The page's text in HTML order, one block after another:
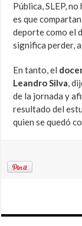
Pública, SLEP,
es que
deporte como el
significa perder,
En tanto, el
Leandro Silva,
de la jornada y
resultado del
quien se quedó